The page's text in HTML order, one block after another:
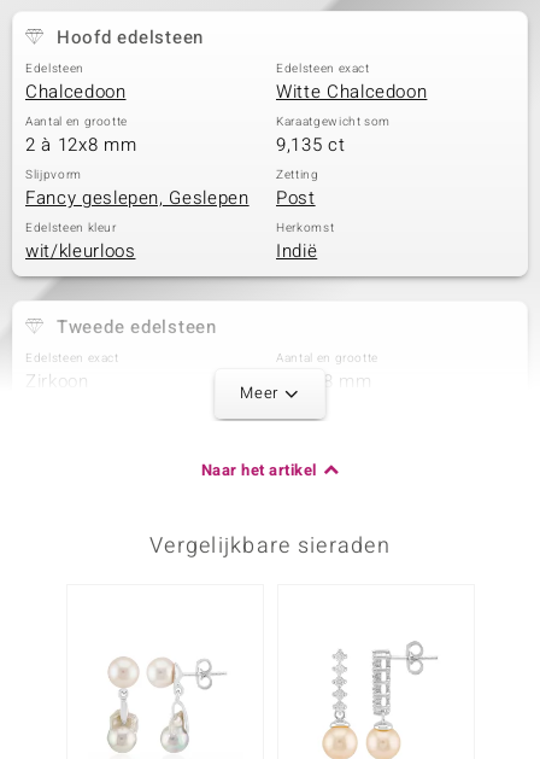
Hoofd edelsteen
Edelsteen
Chalcedoon
Edelsteen exact
Witte Chalcedoon
Aantal en grootte
2 à 12x8 mm
Karaatgewicht som
9,135 ct
Slijpvorm
Fancy geslepen, Geslepen
Zetting
Post
Edelsteen kleur
wit/kleurloos
Herkomst
Indië
Tweede edelsteen
Edelsteen exact
Zirkoon
Aantal en grootte
2 à 1,8 mm
Herkomst
Derde edelsteen
Rond geslepen
Herkomst
Tanzania
Meer
Naar het artikel
Vergelijkbare sieraden